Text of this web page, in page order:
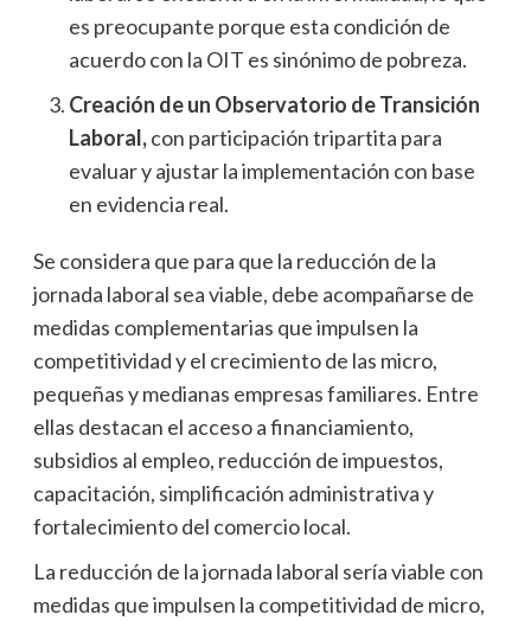
es preocupante porque esta condición de
acuerdo con la OIT es sinónimo de pobreza.
Creación de un Observatorio de Transición
Laboral,con participación tripartita para
evaluar y ajustar la implementación con base
en evidencia real.
Se considera que para que la reducción de la
jornada laboral sea viable, debe acompañarse de
medidas complementarias que impulsen la
competitividad y el crecimiento de las micro,
pequeñas y medianas empresas familiares. Entre
ellas destacan el acceso a financiamiento,
subsidios al empleo, reducción de impuestos,
capacitación, simplificación administrativa y
fortalecimiento del comercio local.
La reducción de la jornada laboral sería viable con
medidas que impulsen la competitividad de micro,